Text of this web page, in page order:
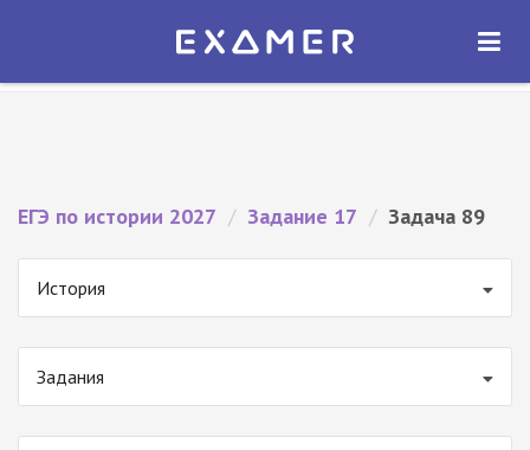
Экзамер — ЕГЭ 2027
ОТКРЫТЬ
ЕГЭ по истории 2027 / Задание 17 / Задача 89
История
Задания